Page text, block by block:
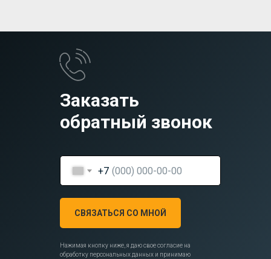
Заказать
обратный звонок
+7
СВЯЗАТЬСЯ СО МНОЙ
Нажимая кнопку ниже, я даю свое согласие на
обработку персональных данных и принимаю